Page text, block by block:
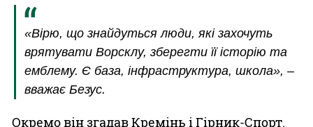
«Вірю, що знайдуться люди, які захочуть
врятувати Ворсклу, зберегти її історію та
емблему. Є база, інфраструктура, школа», –
вважає Безус.
Окремо він згадав Кремінь і Гірник-Спорт.